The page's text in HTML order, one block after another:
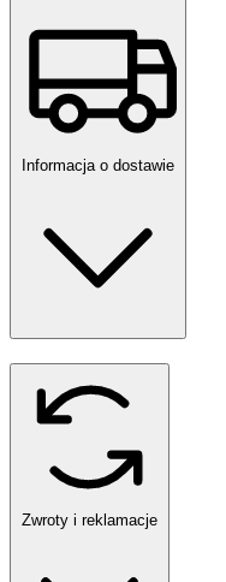
Informacja o dostawie
Zwroty i reklamacje